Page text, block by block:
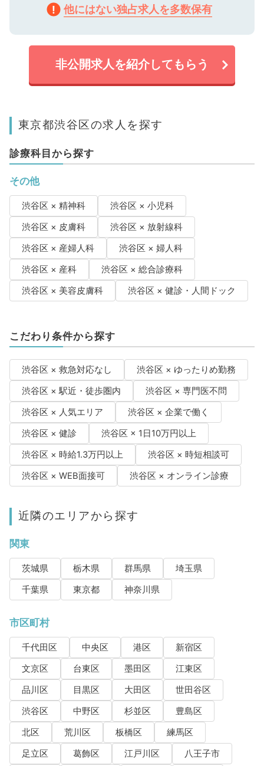
他にはない独占求人を多数保有
非公開求人を紹介してもらう
東京都渋谷区の求人を探す
診療科目から探す
その他
渋谷区 × 精神科
渋谷区 × 小児科
渋谷区 × 皮膚科
渋谷区 × 放射線科
渋谷区 × 産婦人科
渋谷区 × 婦人科
渋谷区 × 産科
渋谷区 × 総合診療科
渋谷区 × 美容皮膚科
渋谷区 × 健診・人間ドック
こだわり条件から探す
渋谷区 × 救急対応なし
渋谷区 × ゆったりめ勤務
渋谷区 × 駅近・徒歩圏内
渋谷区 × 専門医不問
渋谷区 × 人気エリア
渋谷区 × 企業で働く
渋谷区 × 健診
渋谷区 × 1日10万円以上
渋谷区 × 時給1.3万円以上
渋谷区 × 時短相談可
渋谷区 × WEB面接可
渋谷区 × オンライン診療
近隣のエリアから探す
関東
茨城県 栃木県 群馬県
埼玉県
千葉県
東京都 神奈川県
市区町村
千代田区 中央区 港区
新宿区
文京区
台東区 墨田区
江東区
品川区
目黒区 大田区
世田谷区
渋谷区
中野区 杉並区
豊島区
北区
荒川区 板橋区
練馬区
足立区
葛飾区 江戸川区
八王子市